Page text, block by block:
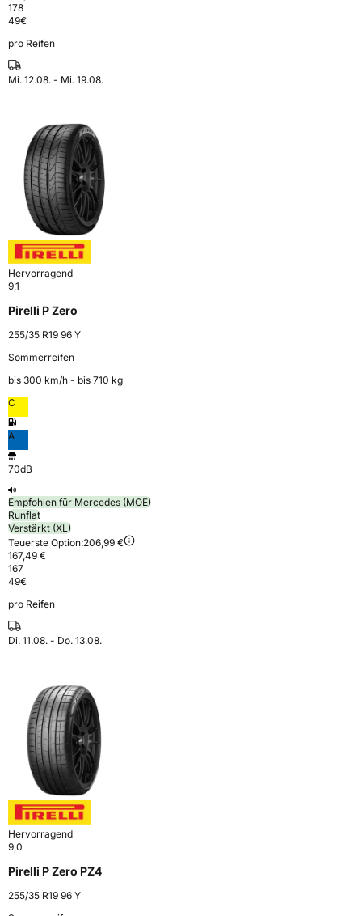
178
49€
pro Reifen
Mi. 12.08. - Mi. 19.08.
Hervorragend
9,1
Pirelli P Zero
255/35 R19 96 Y
Sommerreifen
bis 300 km⁠/⁠h - bis 710 kg
C
A
70dB
Empfohlen für Mercedes (MOE)
Runflat
Verstärkt (XL)
Teuerste Option:206,99 €
167,49 €
167
49€
pro Reifen
Di. 11.08. - Do. 13.08.
Hervorragend
9,0
Pirelli P Zero PZ4
255/35 R19 96 Y